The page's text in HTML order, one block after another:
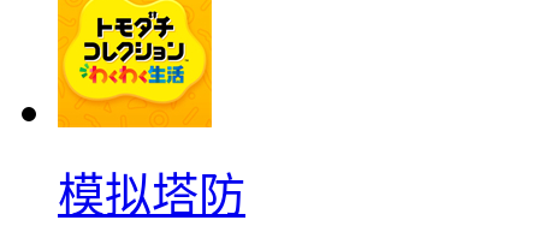
模拟塔防